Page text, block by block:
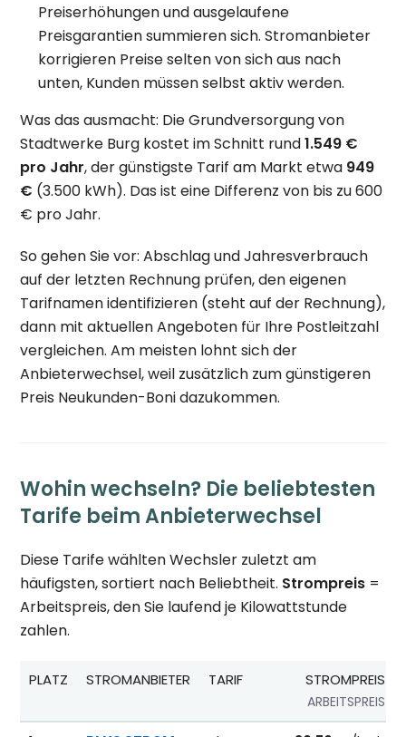
Preiserhöhungen und ausgelaufene
Preisgarantien summieren sich. Stromanbieter
korrigieren Preise selten von sich aus nach
unten, Kunden müssen selbst aktiv werden.
Was das ausmacht: Die Grundversorgung von
Stadtwerke Burg kostet im Schnitt rund1.549 €
pro Jahr, der günstigste Tarif am Markt etwa 949
€ (3.500 kWh). Das ist eine Differenz von bis zu 600
€ pro Jahr.
So gehen Sie vor: Abschlag und Jahresverbrauch
auf der letzten Rechnung prüfen, den eigenen
Tarifnamen identifizieren (steht auf der Rechnung),
dann mit aktuellen Angeboten für Ihre Postleitzahl
vergleichen. Am meisten lohnt sich der
Anbieterwechsel, weil zusätzlich zum günstigeren
Preis Neukunden-Boni dazukommen.
Wohin wechseln? Die beliebtesten
Tarife beim Anbieterwechsel
Diese Tarife wählten Wechsler zuletzt am
häufigsten, sortiert nach Beliebtheit. Strompreis =
Arbeitspreis, den Sie laufend je Kilowattstunde
zahlen.
Beliebteste Tarife beim Anbieterwechsel;
PLATZ STROMANBIETER TARIF STROMPREIS
ARBEITSPREIS